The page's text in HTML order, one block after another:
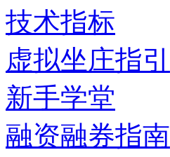
技术指标
虚拟坐庄指引
新手学堂
融资融券指南